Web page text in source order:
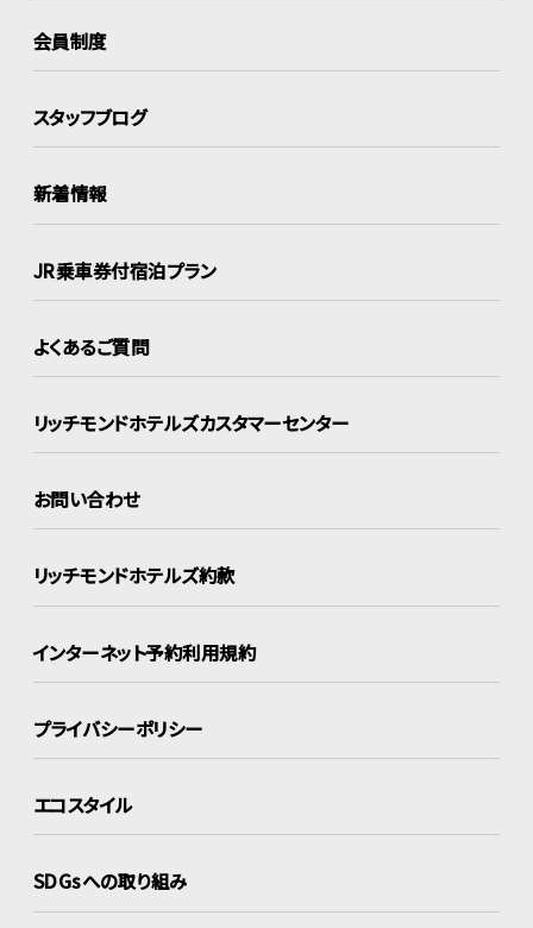
会員制度
スタッフブログ
新着情報
JR乗車券付宿泊プラン
よくあるご質問
リッチモンドホテルズカスタマーセンター
お問い合わせ
リッチモンドホテルズ約款
インターネット予約利用規約
プライバシーポリシー
エコスタイル
SDGsへの取り組み